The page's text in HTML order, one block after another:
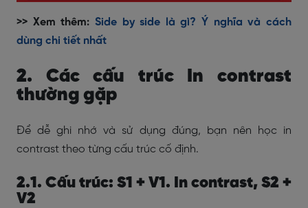
>> Xem thêm: Side by side là gì? Ý nghĩa và cách
dùng chi tiết nhất
2. Các cấu trúc In contrast
thường gặp
Để dễ ghi nhớ và sử dụng đúng, bạn nên học in
contrast theo từng cấu trúc cố định.
2.1. Cấu trúc: S1 + V1. In contrast, S2 +
V2